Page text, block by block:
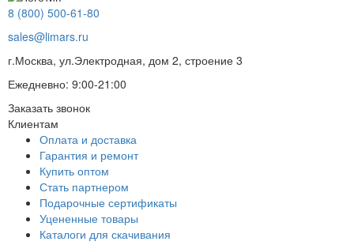
8 (800) 500-61-80
sales@limars.ru
г.Москва, ул.Электродная, дом 2, строение 3
Ежедневно: 9:00-21:00
Заказать звонок
Клиентам
Оплата и доставка
Гарантия и ремонт
Купить оптом
Стать партнером
Подарочные сертификаты
Уцененные товары
Каталоги для скачивания